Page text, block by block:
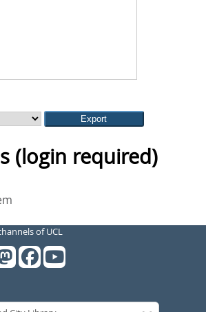
(login required)
of UCL